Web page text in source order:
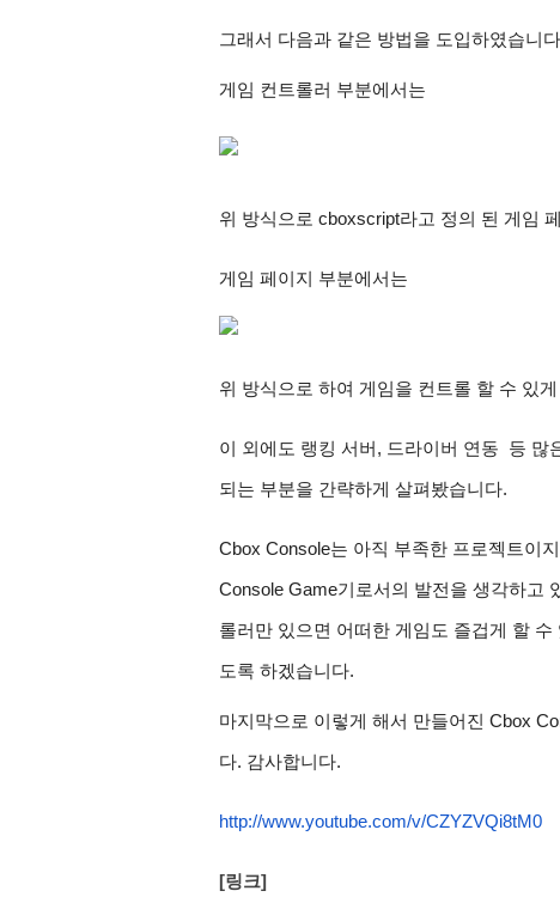
그래서 다음과 같은 방법을 도입하였습니
게임 컨트롤러 부분에서는
위 방식으로 cboxscript라고 정의 된 게임
게임 페이지 부분에서는
위 방식으로 하여 게임을 컨트롤 할 수 있
이 외에도 랭킹 서버, 드라이버 연동  등
되는 부분을 간략하게 살펴봤습니다.
Cbox Console는 아직 부족한 프로젝트이
Console Game기로서의 발전을 생각하고
롤러만 있으면 어떠한 게임도 즐겁게 할
도록 하겠습니다.
마지막으로 이렇게 해서 만들어진 Cbox
다. 감사합니다.
http://www.youtube.com/v/CZYZVQi8tM0
[링크]